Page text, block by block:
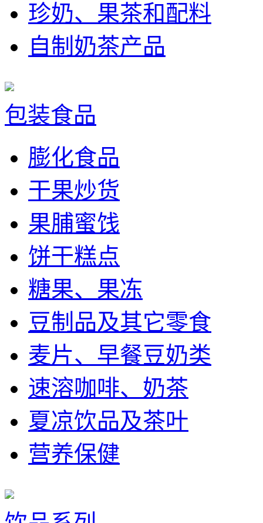
珍奶、果茶和配料
自制奶茶产品
包装食品
膨化食品
干果炒货
果脯蜜饯
饼干糕点
糖果、果冻
豆制品及其它零食
麦片、早餐豆奶类
速溶咖啡、奶茶
夏凉饮品及茶叶
营养保健